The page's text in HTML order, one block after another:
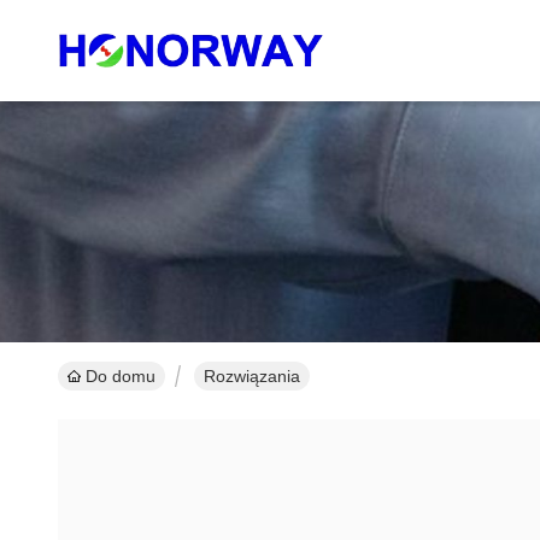
Do domu Rozwiązania